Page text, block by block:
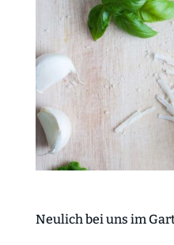
Neulich bei uns im